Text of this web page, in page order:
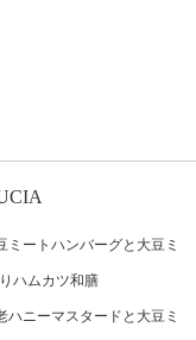
ミートハンバーグと大豆ミ
ハムカツ和膳
ハニーマスタードと大豆ミ